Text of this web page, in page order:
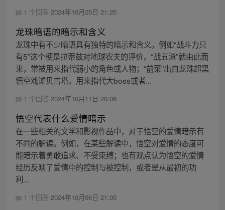
1 个回答 2024年10月25日 21:25
龙珠暗语的暗示和含义
龙珠中有不少暗语具有独特的暗示和含义。例如“战斗力只
有5”这个梗是拉蒂兹对地球农夫的评价，“战五渣”就由此而
来，常被用来指代弱小的角色或人物；“前菜”出自龙珠超黑
悟空戏谑贝吉塔，用来指代大boss或者...
1 个回答 2024年10月11日 20:06
悟空代表什么爱情暗示
在一些相关的文学和影视作品中，对于悟空的爱情暗示有
不同的解读。例如，在某些解读中，悟空对爱情的态度可
能暗示着勇敢追求、不受束缚；也有观点认为悟空的爱情
经历反映了爱情中的控制与被控制，或者是从最初的功
利...
1 个回答 2024年10月06日 21:05